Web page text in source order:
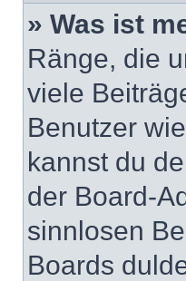
» Was ist
Ränge, die
viele
Benutzer
kannst du
der Board-
sinnlosen
Boards